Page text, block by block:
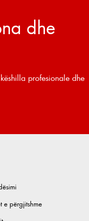
dhe
profesionale dhe
e përgjitshme